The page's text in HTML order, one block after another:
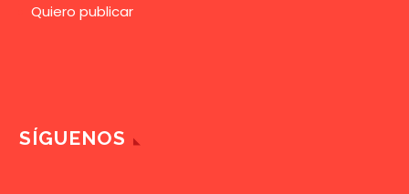
Quiero publicar
SÍGUENOS